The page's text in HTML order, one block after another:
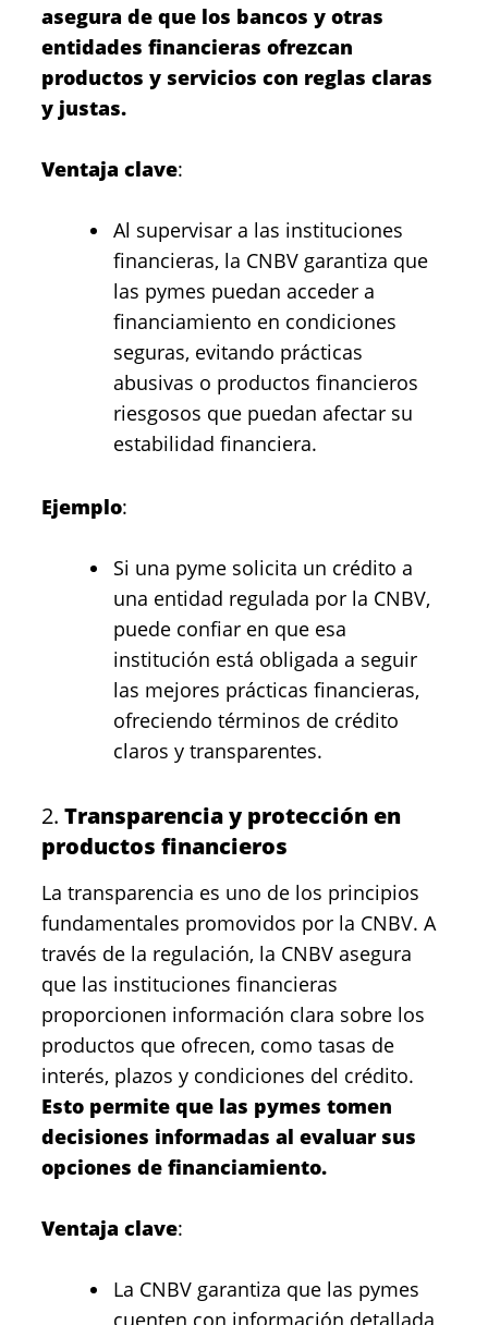
asegura de que los bancos y otras
entidades financieras ofrezcan
productos y servicios con reglas claras
y justas.
Ventaja clave:
Al supervisar a las instituciones
financieras, la CNBV garantiza que
las pymes puedan acceder a
financiamiento en condiciones
seguras, evitando prácticas
abusivas o productos financieros
riesgosos que puedan afectar su
estabilidad financiera.
Ejemplo:
Si una pyme solicita un crédito a
una entidad regulada por la CNBV,
puede confiar en que esa
institución está obligada a seguir
las mejores prácticas financieras,
ofreciendo términos de crédito
claros y transparentes.
2. Transparencia y protección en
productos financieros
La transparencia es uno de los principios
fundamentales promovidos por la CNBV. A
través de la regulación, la CNBV asegura
que las instituciones financieras
proporcionen información clara sobre los
productos que ofrecen, como tasas de
interés, plazos y condiciones del crédito.
Esto permite que las pymes tomen
decisiones informadas al evaluar sus
opciones de financiamiento.
Ventaja clave:
La CNBV garantiza que las pymes
cuenten con información detallada